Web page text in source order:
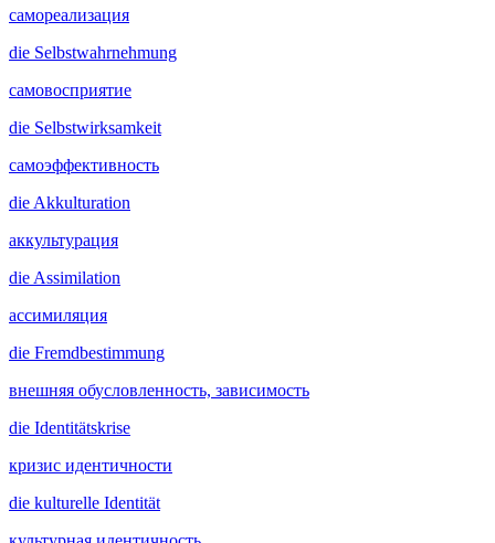
самореализация
die Selbstwahrnehmung
самовосприятие
die Selbstwirksamkeit
самоэффективность
die Akkulturation
аккультурация
die Assimilation
ассимиляция
die Fremdbestimmung
внешняя обусловленность, зависимость
die Identitätskrise
кризис идентичности
die kulturelle Identität